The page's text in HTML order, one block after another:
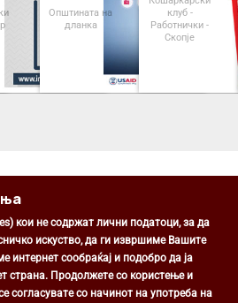
Општината на
дланка
клуб -
Работнички -
Скопје
Центар
Цоков бр. 1, Скопје
кои не содржат лични податоци, за да
искуство, да ги извршиме Вашите
интернет сообраќај и подобро да ја
страна. Продолжете со користење и
согласувате со начинот на употреба на